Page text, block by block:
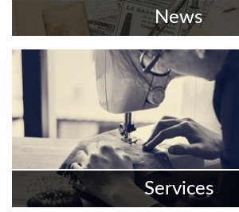
News
最新消息
更多資訊
Services